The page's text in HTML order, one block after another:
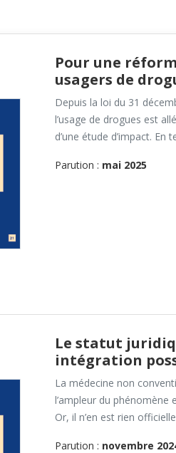
Pour une
usagers de
Depuis la loi du 31
l’usage de drogues est
d’une étude d’impact. En
Parution : mai 2025
Le statut
intégration
La médecine non
l’ampleur du
Or, il n’en est rien
Parution : novembre